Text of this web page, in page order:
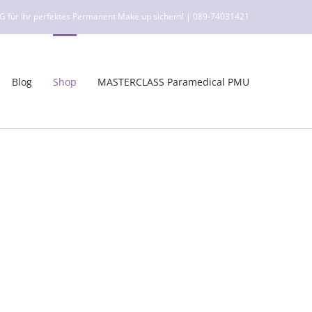
für Ihr perfektes Permanent Make up sichern! | 089-74031421
Blog Shop MASTERCLASS Paramedical PMU